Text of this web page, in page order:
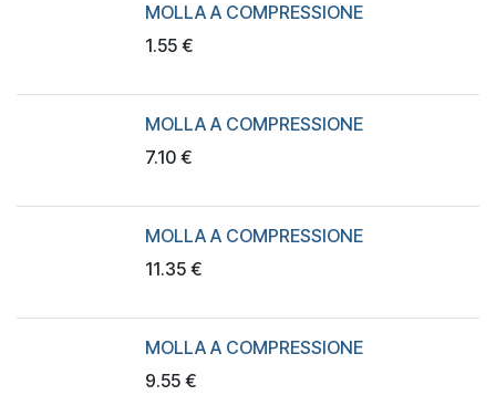
MOLLA A COMPRESSIONE
1.55 €
MOLLA A COMPRESSIONE
7.10 €
MOLLA A COMPRESSIONE
11.35 €
MOLLA A COMPRESSIONE
9.55 €